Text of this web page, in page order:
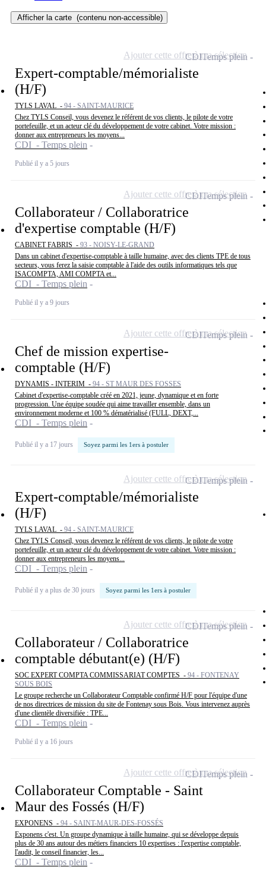
Afficher la carte (contenu non-accessible)
Expert-comptable/mémorialiste
(H/F)
TYLS LAVAL - 94 - SAINT-MAURICE
Chez TYLS Conseil, vous devenez le référent de vos clients, le pilote de votre
portefeuille, et un acteur clé du développement de votre cabinet. Votre mission :
donner aux entrepreneurs les moyens...
CDI - Temps plein
Publié il y a 5 jours
CDITemps plein
Ajouter cette offre à ma sélection
Collaborateur / Collaboratrice
d'expertise comptable (H/F)
CABINET FABRIS - 93 - NOISY-LE-GRAND
Dans un cabinet d'expertise-comptable à taille humaine, avec des clients TPE de tous
secteurs, vous ferez la saisie comptable à l'aide des outils informatiques tels que
ISACOMPTA, AMI COMPTA et...
CDI - Temps plein
Publié il y a 9 jours
CDITemps plein
Ajouter cette offre à ma sélection
Chef de mission expertise-
comptable (H/F)
DYNAMIS - INTERIM - 94 - ST MAUR DES FOSSES
Cabinet d'expertise-comptable créé en 2021, jeune, dynamique et en forte
progression. Une équipe soudée qui aime travailler ensemble, dans un
environnement moderne et 100 % dématérialisé (FULL, DEXT,...
CDI - Temps plein
Publié il y a 17 jours Soyez parmi les 1ers à postuler
CDITemps plein
Ajouter cette offre à ma sélection
Expert-comptable/mémorialiste
(H/F)
TYLS LAVAL - 94 - SAINT-MAURICE
Chez TYLS Conseil, vous devenez le référent de vos clients, le pilote de votre
portefeuille, et un acteur clé du développement de votre cabinet. Votre mission :
donner aux entrepreneurs les moyens...
CDI - Temps plein
Publié il y a plus de 30 jours Soyez parmi les 1ers à postuler
CDITemps plein
Ajouter cette offre à ma sélection
Collaborateur / Collaboratrice
comptable débutant(e) (H/F)
SOC EXPERT COMPTA COMMISSARIAT COMPTES - 94 - FONTENAY
SOUS BOIS
Le groupe recherche un Collaborateur Comptable confirmé H/F pour l'équipe d'une
de nos directrices de mission du site de Fontenay sous Bois. Vous intervenez auprès
d'une clientèle diversifiée : TPE...
CDI - Temps plein
Publié il y a 16 jours
CDITemps plein
Ajouter cette offre à ma sélection
Collaborateur Comptable - Saint
Maur des Fossés (H/F)
EXPONENS - 94 - SAINT-MAUR-DES-FOSSÉS
Exponens c'est. Un groupe dynamique à taille humaine, qui se développe depuis
plus de 30 ans autour des métiers financiers 10 expertises : l'expertise comptable,
l'audit, le conseil financier, les...
CDI - Temps plein
CDITemps plein
Ajouter cette offre à ma sélection